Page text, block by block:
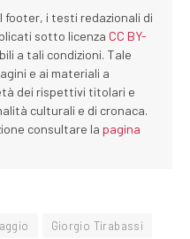
footer, i testi redazionali di
sotto licenza CC BY-
a tali condizioni. Tale
e ai materiali a
dei rispettivi titolari e
culturali e di cronaca.
consultare la pagina
Giorgio Tirabassi